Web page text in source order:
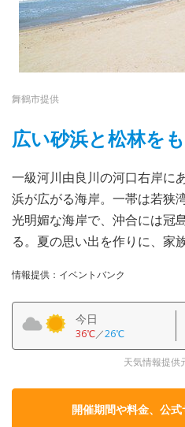
舞鶴市提供
広い砂浜と松林を
一級河川由良川の河口右岸に
浜が広がる海岸。一帯は若狭
光明媚な海岸で、沖合には冠
る。夏の思い出を作りに、家
情報提供：イベントバンク
今日
36℃／26℃
天気情報提供
開催期間や料金、公